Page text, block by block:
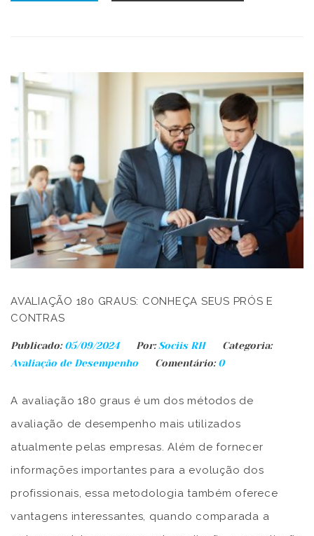
AVALIAÇÃO 180 GRAUS: CONHEÇA SEUS PRÓS E
CONTRAS
Publicado: 05/09/2024 Por: Sociis RH
Categoria:
Avaliação de Desempenho
Comentário:0
A avaliação 180 graus é um dos métodos de
avaliação de desempenho mais utilizados
atualmente pelas empresas. Além de fornecer
informações importantes para a evolução dos
profissionais, essa metodologia também oferece
vantagens interessantes, quando comparada a